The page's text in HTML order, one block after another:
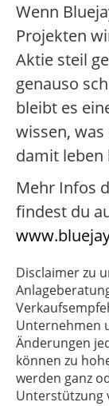
Wenn
Projekten
Aktie steil
genauso
bleibt es
wissen,
damit leben
Mehr Infos
findest du
Disclaimer zu
Unternehmen
Änderungen
können zu
werden ganz
Unterstützung